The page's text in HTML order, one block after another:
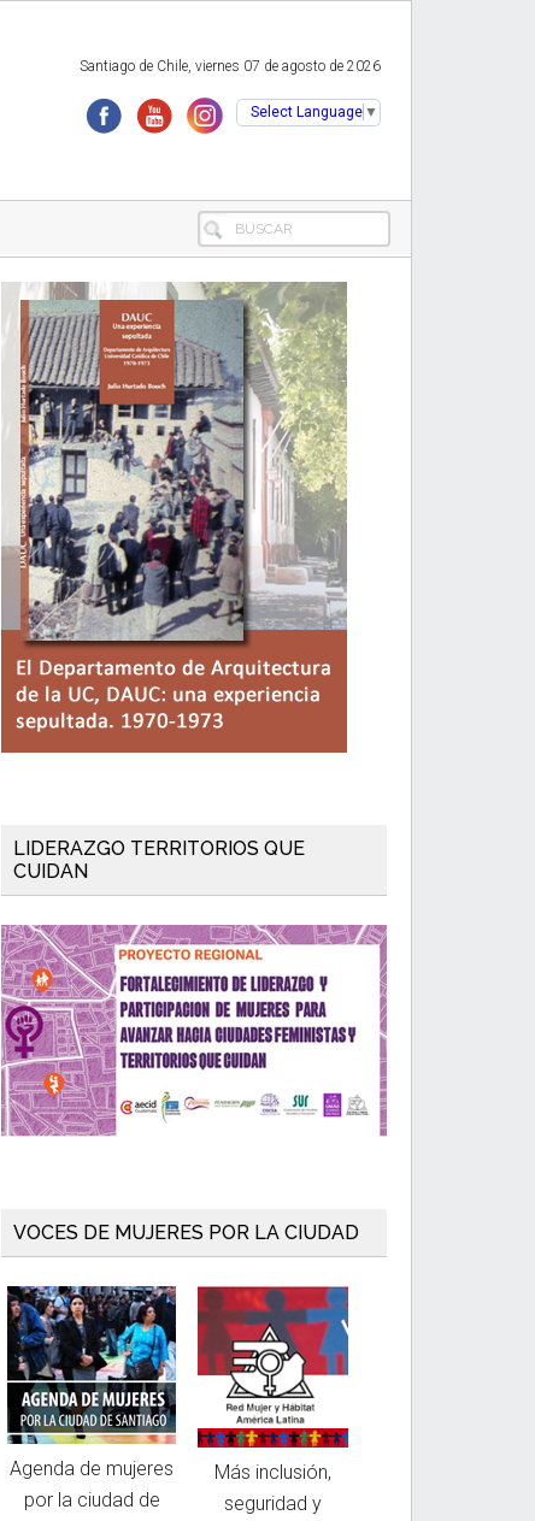
Santiago de Chile, viernes 07 de agosto de 2026
Select Language ▼
BUSCAR
Primary
Sidebar
LIDERAZGO TERRITORIOS QUE
CUIDAN
VOCES DE MUJERES POR LA CIUDAD
Agenda de mujeres
por la ciudad de
Más inclusión,
seguridad y